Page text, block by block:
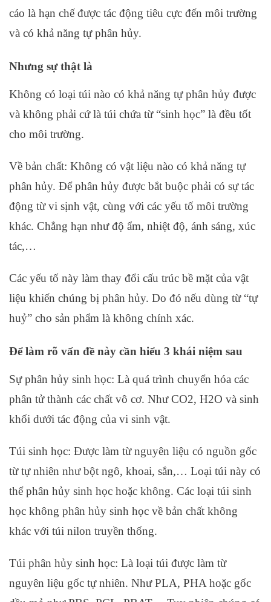
cáo là hạn chế được tác động tiêu cực đến môi trường
và có khả năng tự phân hủy.
Nhưng sự thật là
Không có loại túi nào có khả năng tự phân hủy được
và không phải cứ là túi chứa từ “sinh học” là đều tốt
cho môi trường.
Về bản chất: Không có vật liệu nào có khả năng tự
phân hủy. Để phân hủy được bắt buộc phải có sự tác
động từ vi sịnh vật, cùng với các yếu tố môi trường
khác. Chẳng hạn như độ ẩm, nhiệt độ, ánh sáng, xúc
tác,…
Các yếu tố này làm thay đổi cấu trúc bề mặt của vật
liệu khiến chúng bị phân hủy. Do đó nếu dùng từ “tự
huỷ” cho sản phẩm là không chính xác.
Để làm rõ vấn đề này cần hiểu 3 khái niệm sau
Sự phân hủy sinh học: Là quá trình chuyển hóa các
phân tử thành các chất vô cơ. Như CO2, H2O và sinh
khối dưới tác động của vi sinh vật.
Túi sinh học: Được làm từ nguyên liệu có nguồn gốc
từ tự nhiên như bột ngô, khoai, sắn,… Loại túi này có
thể phân hủy sinh học hoặc không. Các loại túi sinh
học không phân hủy sinh học về bản chất không
khác với túi nilon truyền thống.
Túi phân hủy sinh học: Là loại túi được làm từ
nguyên liệu gốc tự nhiên. Như PLA, PHA hoặc gốc